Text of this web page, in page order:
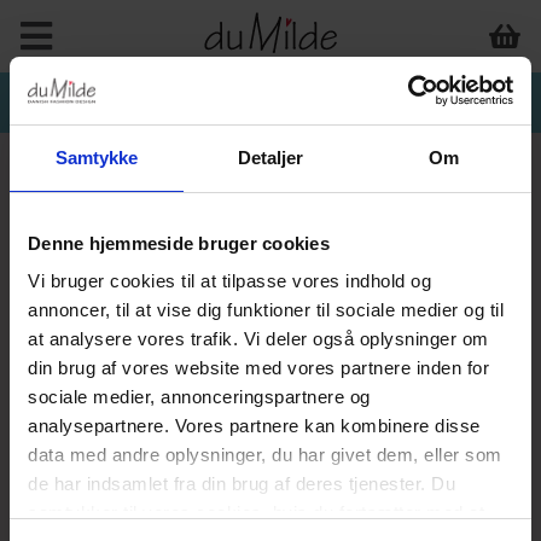
Samtykke Detaljer Om
Denne hjemmeside bruger cookies
Vi bruger cookies til at tilpasse vores indhold og
annoncer, til at vise dig funktioner til sociale medier og til
at analysere vores trafik. Vi deler også oplysninger om
din brug af vores website med vores partnere inden for
sociale medier, annonceringspartnere og
analysepartnere. Vores partnere kan kombinere disse
data med andre oplysninger, du har givet dem, eller som
de har indsamlet fra din brug af deres tjenester. Du